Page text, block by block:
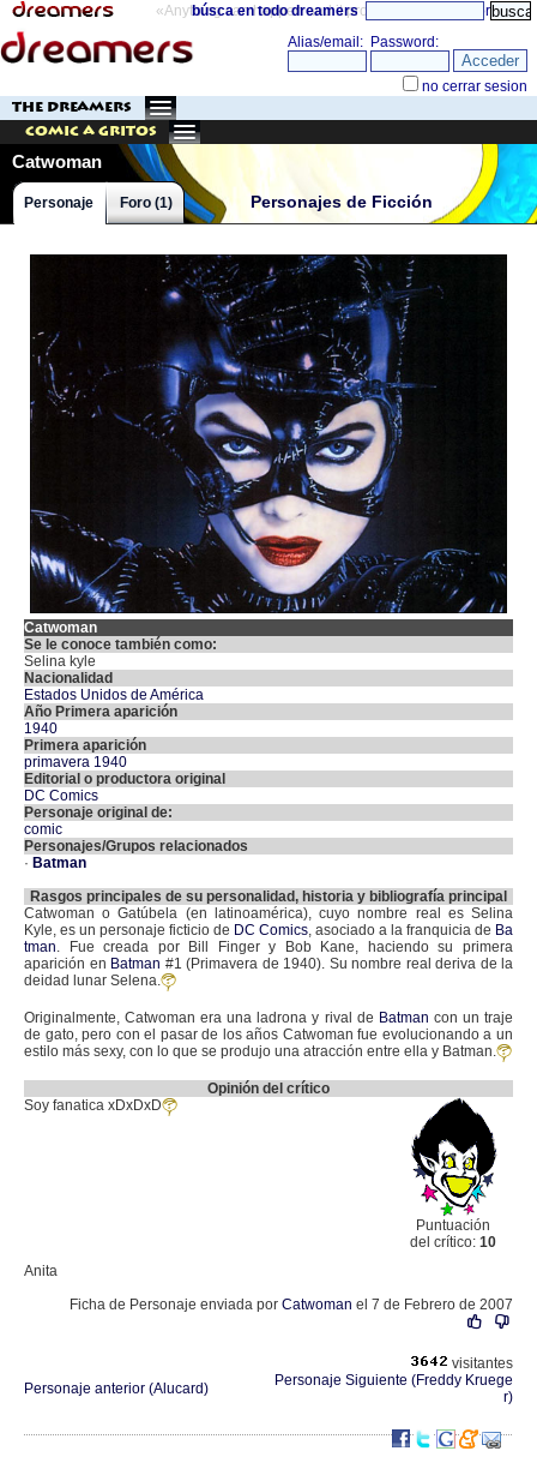
«Anything can happen and it probably will» directorio
búsca en todo dreamers
THE DREAMERS
Comic a Gritos
Catwoman
Personajes de Ficción
Personaje Foro (1)
Catwoman
Se le conoce también como:
Selina kyle
Nacionalidad
Estados Unidos de América
Año Primera aparición
1940
Primera aparición
primavera 1940
Editorial o productora original
DC Comics
Personaje original de:
comic
Personajes/Grupos relacionados
· Batman
Rasgos principales de su personalidad, historia y bibliografía principal
Catwoman o Gatúbela (en latinoamérica), cuyo nombre real es Selina
Kyle, es un personaje ficticio de DC Comics, asociado a la franquicia de Ba
tman. Fue creada por Bill Finger y Bob Kane, haciendo su primera
aparición en Batman #1 (Primavera de 1940). Su nombre real deriva de la
deidad lunar Selena.
Originalmente, Catwoman era una ladrona y rival de Batman con un traje
de gato, pero con el pasar de los años Catwoman fue evolucionando a un
estilo más sexy, con lo que se produjo una atracción entre ella y Batman.
Opinión del crítico
Puntuación
del crítico: 10
Soy fanatica xDxDxD
Anita
Ficha de Personaje enviada por Catwoman el 7 de Febrero de 2007
visitantes
Personaje anterior (Alucard)
Personaje Siguiente (Freddy Kruege
r)